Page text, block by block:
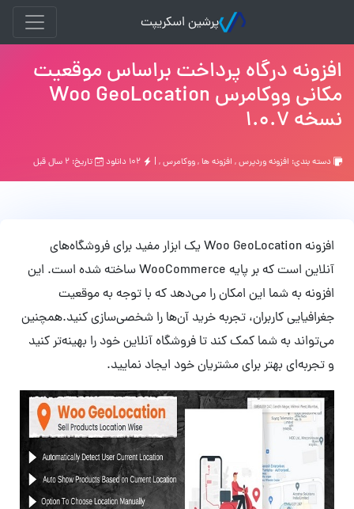
پرشین اسکریپت
افزونه درگاه پرداخت براساس موقعیت
مکانی ووکامرس Woo GeoLocation
نسخه 1.0.7
دسته بندی: افزونه وردپرس, افزونه ها,ووکامرس, | تاریخ: ۲ سال قبل
افزونه Woo GeoLocation یک ابزار مفید برای فروشگاه‌های
آنلاین است که بر پایه WooCommerce ساخته شده است. این
افزونه به شما این امکان را می‌دهد که با توجه به موقعیت
جغرافیایی کاربران، تجربه خرید آن‌ها را شخصی‌سازی کنید.همچنین
می‌تواند به شما کمک کند تا فروشگاه آنلاین خود را بهینه‌تر کنید
و تجربه‌ای بهتر برای مشتریان خود ایجاد نمایید.